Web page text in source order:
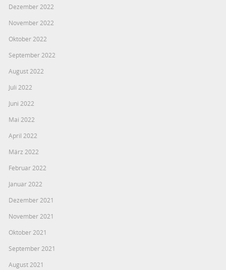
Dezember 2022
November 2022
Oktober 2022
September 2022
August 2022
Juli 2022
Juni 2022
Mai 2022
April 2022
März 2022
Februar 2022
Januar 2022
Dezember 2021
November 2021
Oktober 2021
September 2021
August 2021